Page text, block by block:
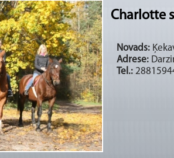
Charlotte
Novads:
Adrese:
Tel.: